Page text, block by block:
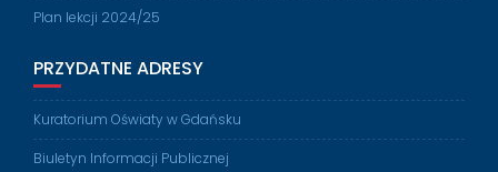
Plan lekcji 2024/25
PRZYDATNE ADRESY
Kuratorium Oświaty w Gdańsku
Biuletyn Informacji Publicznej